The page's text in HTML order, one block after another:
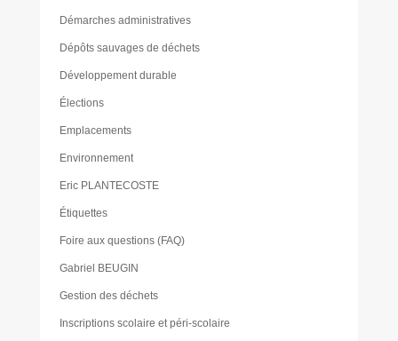
Démarches administratives
Dépôts sauvages de déchets
Développement durable
Élections
Emplacements
Environnement
Eric PLANTECOSTE
Étiquettes
Foire aux questions (FAQ)
Gabriel BEUGIN
Gestion des déchets
Inscriptions scolaire et péri-scolaire